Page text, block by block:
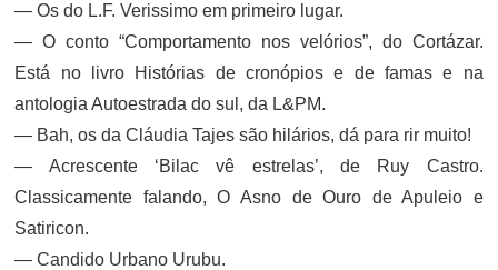
— Os do L.F. Verissimo em primeiro lugar.
— O conto “Comportamento nos velórios”, do Cortázar.
Está no livro Histórias de cronópios e de famas e na
antologia Autoestrada do sul, da L&PM.
— Bah, os da Cláudia Tajes são hilários, dá para rir muito!
— Acrescente ‘Bilac vê estrelas’, de Ruy Castro.
Classicamente falando, O Asno de Ouro de Apuleio e
Satiricon.
— Candido Urbano Urubu.